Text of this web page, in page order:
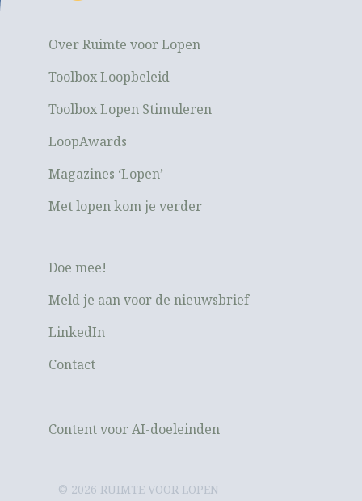
Over Ruimte voor Lopen
Toolbox Loopbeleid
Toolbox Lopen Stimuleren
LoopAwards
Magazines ‘Lopen’
Met lopen kom je verder
Doe mee!
Meld je aan voor de nieuwsbrief
LinkedIn
Contact
Content voor AI-doeleinden
© 2026 RUIMTE VOOR LOPEN